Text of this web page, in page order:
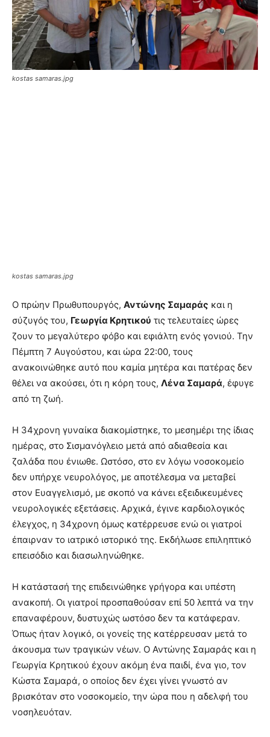
kostas samaras.jpg
kostas samaras.jpg
Ο πρώην Πρωθυπουργός, Αντώνης Σαμαράς και η
σύζυγός του, Γεωργία Κρητικού τις τελευταίες ώρες
ζουν το μεγαλύτερο φόβο και εφιάλτη ενός γονιού. Την
Πέμπτη 7 Αυγούστου, και ώρα 22:00, τους
ανακοινώθηκε αυτό που καμία μητέρα και πατέρας δεν
θέλει να ακούσει, ότι η κόρη τους, Λένα Σαμαρά, έφυγε
από τη ζωή.
Η 34χρονη γυναίκα διακομίστηκε, το μεσημέρι της ίδιας
ημέρας, στο Σισμανόγλειο μετά από αδιαθεσία και
ζαλάδα που ένιωθε. Ωστόσο, στο εν λόγω νοσοκομείο
δεν υπήρχε νευρολόγος, με αποτέλεσμα να μεταβεί
στον Ευαγγελισμό, με σκοπό να κάνει εξειδικευμένες
νευρολογικές εξετάσεις. Αρχικά, έγινε καρδιολογικός
έλεγχος, η 34χρονη όμως κατέρρευσε ενώ οι γιατροί
έπαιρναν το ιατρικό ιστορικό της. Εκδήλωσε επιληπτικό
επεισόδιο και διασωληνώθηκε.
Η κατάστασή της επιδεινώθηκε γρήγορα και υπέστη
ανακοπή. Οι γιατροί προσπαθούσαν επί 50 λεπτά να την
επαναφέρουν, δυστυχώς ωστόσο δεν τα κατάφεραν.
Όπως ήταν λογικό, οι γονείς της κατέρρευσαν μετά το
άκουσμα των τραγικών νέων. Ο Αντώνης Σαμαράς και η
Γεωργία Κρητικού έχουν ακόμη ένα παιδί, ένα γιο, τον
Κώστα Σαμαρά, ο οποίος δεν έχει γίνει γνωστό αν
βρισκόταν στο νοσοκομείο, την ώρα που η αδελφή του
νοσηλευόταν.